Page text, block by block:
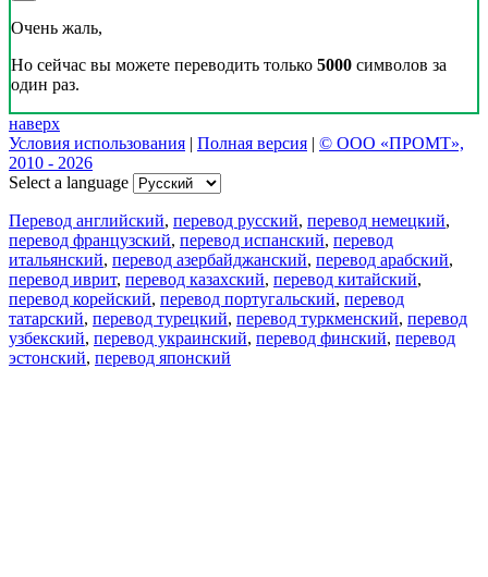
Очень жаль,
Но сейчас вы можете переводить только 5000 символов за
один раз.
наверх
Условия использования | Полная версия | © ООО «ПРОМТ»,
2010 - 2026
Select a language
Перевод английский, перевод русский, перевод немецкий,
перевод французский, перевод испанский, перевод
итальянский, перевод азербайджанский, перевод арабский,
перевод иврит, перевод казахский, перевод китайский,
перевод корейский, перевод португальский, перевод
татарский, перевод турецкий, перевод туркменский, перевод
узбекский, перевод украинский, перевод финский, перевод
эстонский, перевод японский